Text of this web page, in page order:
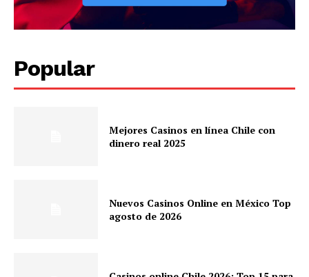
Popular
Mejores Casinos en línea Chile con
dinero real 2025
Nuevos Casinos Online en México Top
agosto de 2026